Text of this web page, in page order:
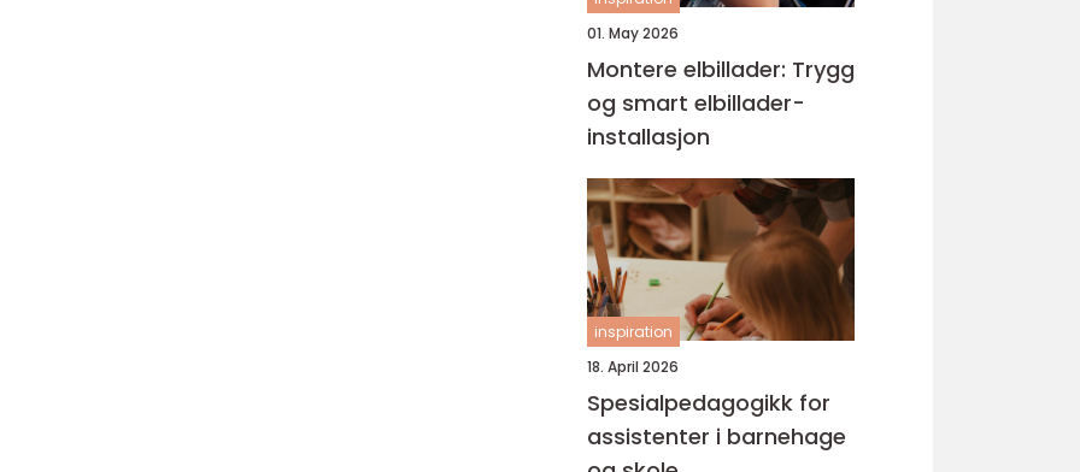
01. May 2026
Montere elbillader: Trygg
og smart elbillader-
installasjon
inspiration
18. April 2026
Spesialpedagogikk for
assistenter i barnehage